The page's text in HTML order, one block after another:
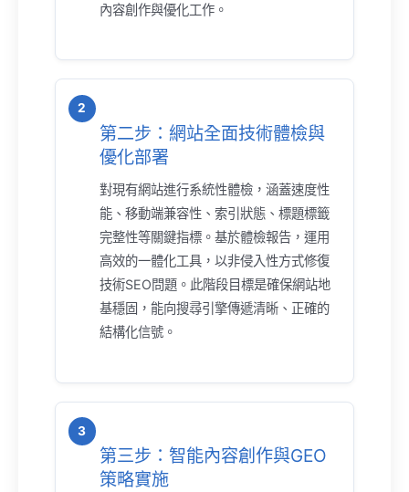
內容創作與優化工作。
第二步：網站全面技術體檢與
優化部署
對現有網站進行系統性體檢，涵蓋速度性
能、移動端兼容性、索引狀態、標題標籤
完整性等關鍵指標。基於體檢報告，運用
高效的一體化工具，以非侵入性方式修復
技術SEO問題。此階段目標是確保網站地
基穩固，能向搜尋引擎傳遞清晰、正確的
結構化信號。
第三步：智能內容創作與GEO
策略實施